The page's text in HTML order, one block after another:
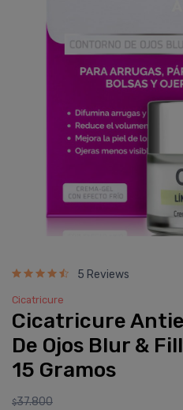
5 Reviews
Cicatricure
Cicatricure
De Ojos Blur &
15 Gramos
$37.800